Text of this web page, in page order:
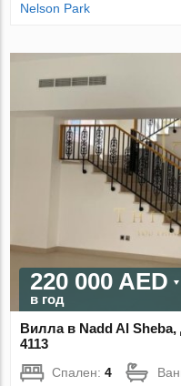
Nelson Park
220 000 AED
в год
Вилла в Nadd Al
4113
Спален:4